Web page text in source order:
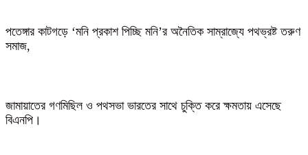
পতেঙ্গার কাটগড়ে ‘মনি প্রকাশ পিচ্ছি মনি’র অনৈতিক সাম্রাজ্যে পথভ্রষ্ট তরুণ
সমাজ,
জামায়াতের গণমিছিল ও পথসভা ভারতের সাথে চুক্তি করে ক্ষমতায় এসেছে
বিএনপি।